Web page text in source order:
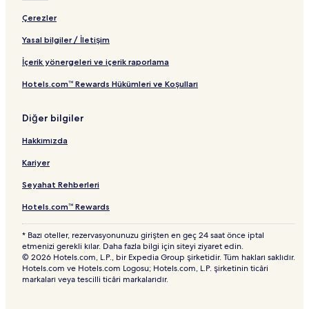
Çerezler
Yasal bilgiler / İletişim
İçerik yönergeleri ve içerik raporlama
Hotels.com™ Rewards Hükümleri ve Koşulları
Diğer bilgiler
Hakkımızda
Kariyer
Seyahat Rehberleri
Hotels.com™ Rewards
* Bazı oteller, rezervasyonunuzu girişten en geç 24 saat önce iptal
etmenizi gerekli kılar. Daha fazla bilgi için siteyi ziyaret edin.
© 2026 Hotels.com, L.P., bir Expedia Group şirketidir. Tüm hakları saklıdır.
Hotels.com ve Hotels.com Logosu; Hotels.com, L.P. şirketinin ticâri
markaları veya tescilli ticâri markalarıdır.